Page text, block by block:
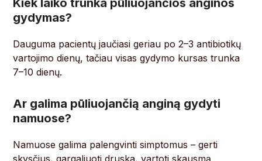
Kiek laiko trunka pūliuojančios anginos
gydymas?
Dauguma pacientų jaučiasi geriau po 2–3 antibiotikų
vartojimo dienų, tačiau visas gydymo kursas trunka
7–10 dienų.
Ar galima pūliuojančią anginą gydyti
namuose?
Namuose galima palengvinti simptomus – gerti